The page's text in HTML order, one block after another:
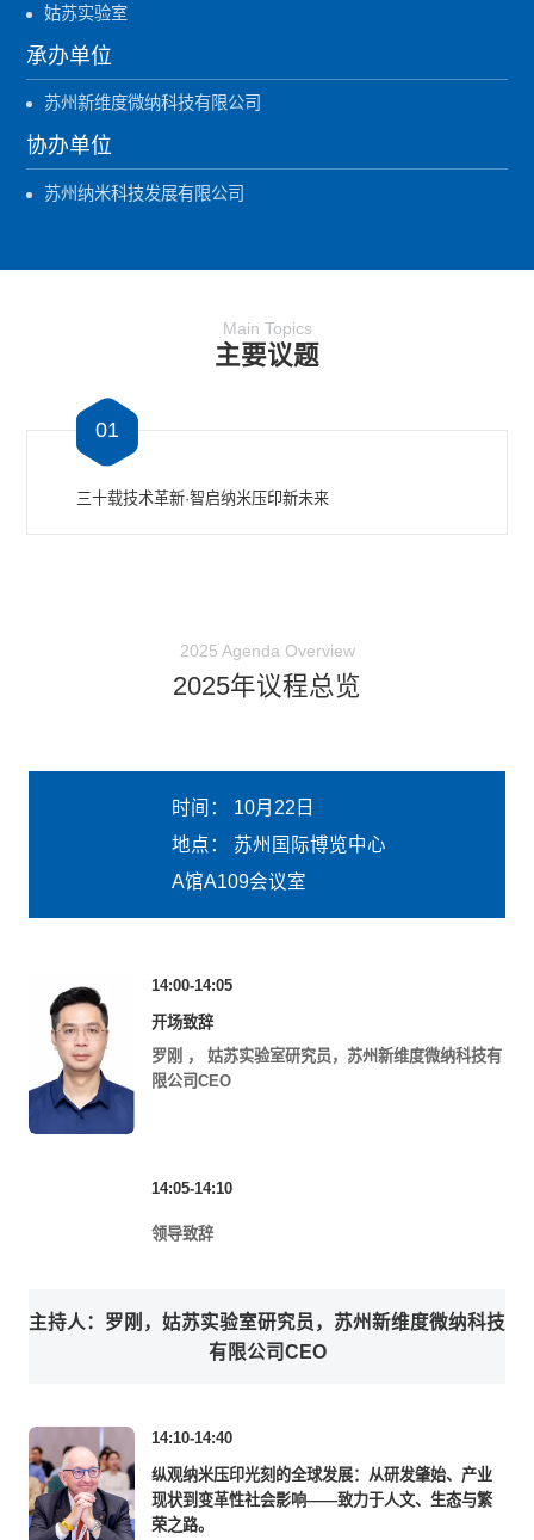
姑苏实验室
承办单位
苏州新维度微纳科技有限公司
协办单位
苏州纳米科技发展有限公司
Main Topics
主要议题
01
三十载技术革新·智启纳米压印新未来
2025 Agenda Overview
2025年议程总览
时间：
10月22日
地点：
苏州国际博览中心
A馆A109会议室
14:00-14:05
开场致辞
罗刚 ，
姑苏实验室研究员，苏州新维度微纳科技有
限公司CEO
14:05-14:10
领导致辞
主持人：罗刚，姑苏实验室研究员，苏州新维度微纳科技
有限公司CEO
14:10-14:40
纵观纳米压印光刻的全球发展：从研发肇始、产业
现状到变革性社会影响——致力于人文、生态与繁
荣之路。